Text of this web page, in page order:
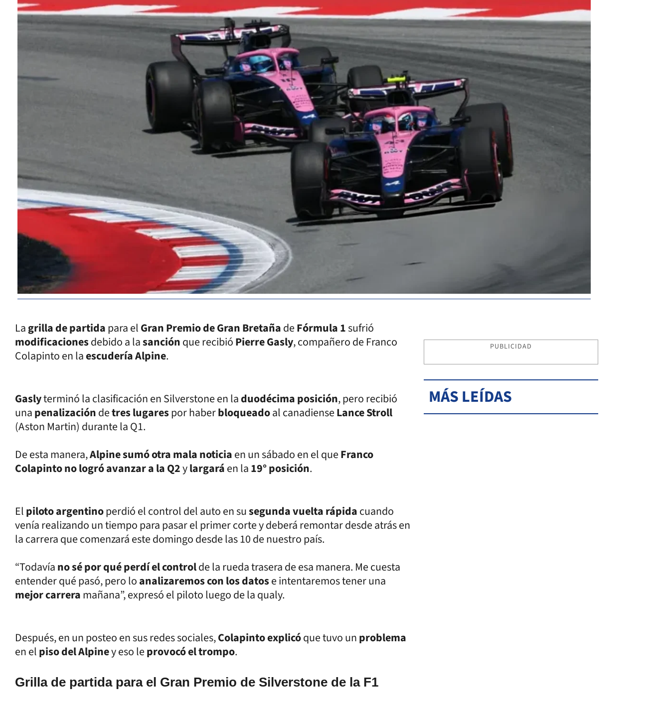
Lagrilla de partidapara elGran Premio de Gran BretañadeFórmula 1sufrió
modificacionesdebido a lasanciónque recibióPierre Gasly, compañero de Franco
Colapinto en laescudería Alpine.
Gaslyterminó la clasificación en Silverstone en laduodécima posición, pero recibió
unapenalizacióndetres lugarespor haberbloqueadoal canadienseLance Stroll
(Aston Martin) durante la Q1.
De esta manera,Alpine sumó otra mala noticiaen un sábado en el queFranco
Colapinto no logró avanzar a la Q2ylargaráen la19° posición.
Elpiloto argentinoperdió el control del auto en susegunda vuelta rápidacuando
venía realizando un tiempo para pasar el primer corte y deberá remontar desde atrás en
la carrera que comenzará este domingo desde las 10 de nuestro país.
“Todavíano sé por qué perdí el controlde la rueda trasera de esa manera. Me cuesta
entender qué pasó, pero loanalizaremos con los datose intentaremos tener una
mejor carreramañana”, expresó el piloto luego de la qualy.
Después, en un posteo en sus redes sociales,Colapinto explicóque tuvo unproblema
en elpiso del Alpiney eso leprovocó el trompo.
Grilla de partida para el Gran Premio de Silverstone de la F1
PUBLICIDAD
MÁS LEÍDAS